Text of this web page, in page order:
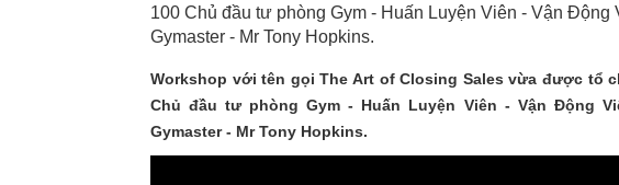
100 Chủ đầu tư phòng Gym - Huấn Luyện Viên - Vận
Gymaster - Mr Tony Hopkins.
Workshop với tên gọi The Art of Closing Sales vừa được tổ
Chủ đầu tư phòng Gym - Huấn Luyện Viên - Vận Động
Gymaster - Mr Tony Hopkins.